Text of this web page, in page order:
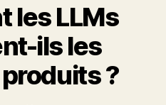
les LLMs
ils les
?